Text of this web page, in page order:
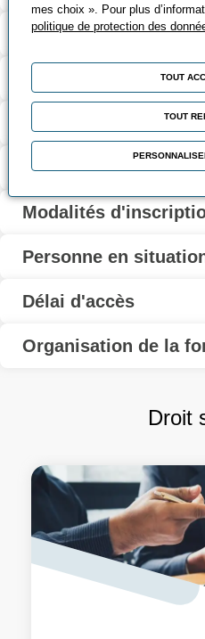
Contenu de la
Modalités
Coût et financement
Modalités
Personne en
Délai d'accès
Organisation de la
Droit
mes choix ». Pour plus
politique de protection des
TOUT
TOUT